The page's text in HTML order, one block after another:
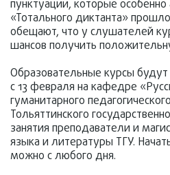
пунктуации, которые
«Тотального диктанта»
обещают, что у слушателей
шансов получить
Образовательные курсы
с 13 февраля на кафедре
гуманитарного
Тольяттинского
занятия преподаватели и
языка и литературы ТГУ.
можно с любого дня.